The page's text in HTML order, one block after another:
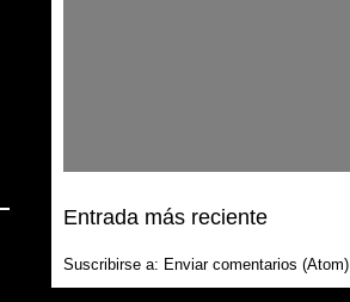
Entrada más reciente
Suscribirse a: Enviar comentarios (Atom)